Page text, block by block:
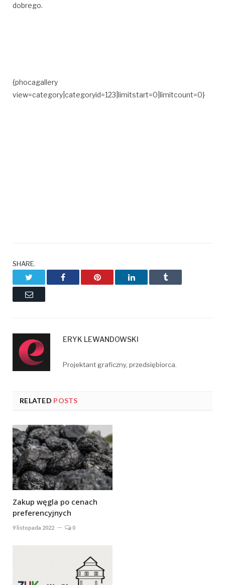
dobrego.
{phocagallery
view=category|categoryid=123|limitstart=0|limitcount=0}
SHARE.
TwitterFacebookPinterestLinkedInTumblr
Email
ERYK LEWANDOWSKI
Projektant graficzny, przedsiębiorca.
RELATED POSTS
Zakup węgla po cenach
preferencyjnych
9 listopada 2022 0